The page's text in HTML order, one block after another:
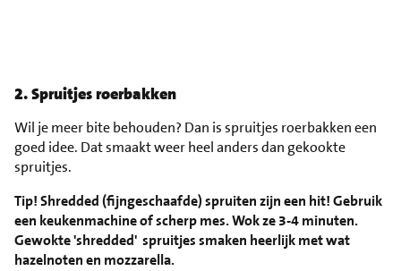
2. Spruitjes roerbakken
Wil je meer bite behouden? Dan is spruitjes roerbakken een
goed idee. Dat smaakt weer heel anders dan gekookte
spruitjes.
Tip! Shredded (fijngeschaafde) spruiten zijn een hit! Gebruik
een keukenmachine of scherp mes. Wok ze 3-4 minuten.
Gewokte 'shredded' spruitjes smaken heerlijk met wat
hazelnoten en mozzarella.